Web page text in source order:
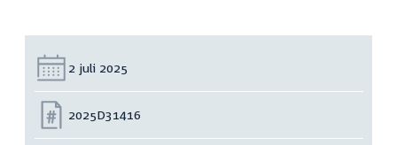
Datum:
2 juli 2025
Nummer:
2025D31416